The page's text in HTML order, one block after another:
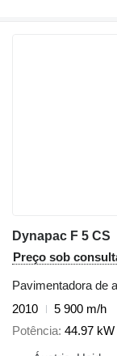
Dynapac F 5 CS
Preço sob
Pavimentadora de
2010
5 900 m/h
Potência 44.97